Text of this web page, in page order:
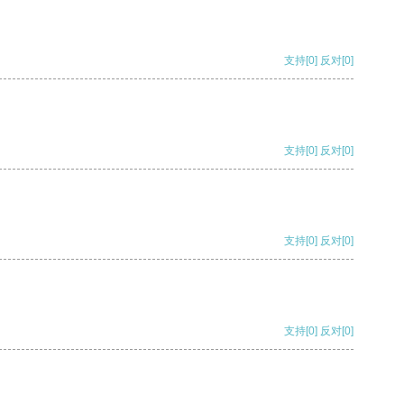
支持[0] 反对[0]
支持[0] 反对[0]
支持[0] 反对[0]
支持[0] 反对[0]